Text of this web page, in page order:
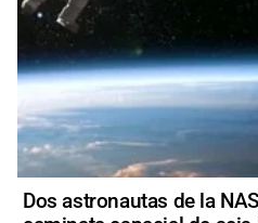
Dos astronautas de la